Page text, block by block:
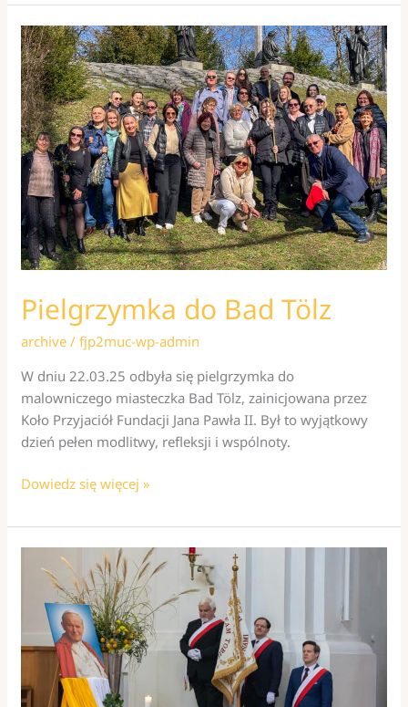
Przyjaciół
Fundacji
Jana
Pawła
II
w
Monachium
do
Włoch
w
Roku
Jubileuszowym
2025
Pielgrzymka do Bad Tölz
archive /fjp2muc-wp-admin
W dniu 22.03.25 odbyła się pielgrzymka do
malowniczego miasteczka Bad Tölz, zainicjowana przez
Koło Przyjaciół Fundacji Jana Pawła II. Był to wyjątkowy
dzień pełen modlitwy, refleksji i wspólnoty.
Pielgrzymka
Bad
Tölz
Dowiedz się więcej »